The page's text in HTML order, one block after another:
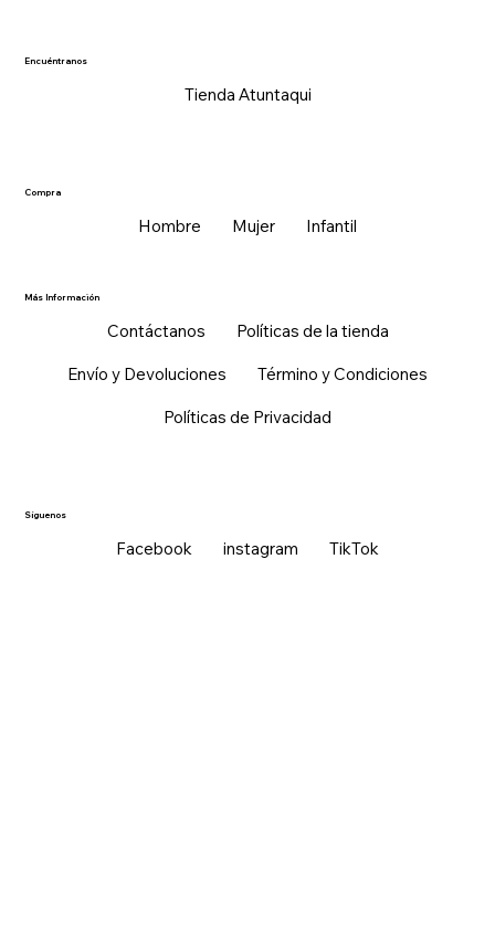
Encuéntranos
Tienda Atuntaqui
Compra
Hombre Mujer Infantil
Más Información
Contáctanos Políticas de la tienda
Envío y Devoluciones Término y Condiciones
Políticas de Privacidad
Síguenos
Facebook instagram TikTok